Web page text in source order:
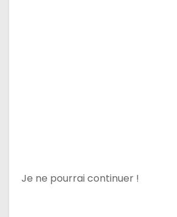
Je ne pourrai continuer !